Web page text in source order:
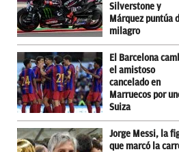
Silverstone y
Márquez puntúa
milagro
El Barcelona
el amistoso
cancelado en
Marruecos por
Suiza
Jorge Messi, la
que marcó la